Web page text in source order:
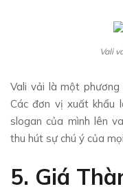
Vali
Vali vải là một
Các đơn vị xuất khẩu
slogan của mình lên
thu hút sự chú ý của
5. Giá